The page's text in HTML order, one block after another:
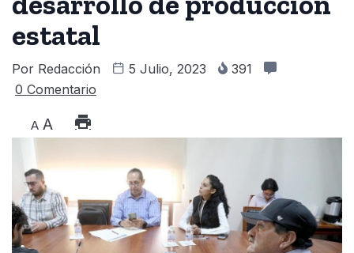
estatal
Por Redacción 5 Julio, 2023
391
0 Comentario
A A